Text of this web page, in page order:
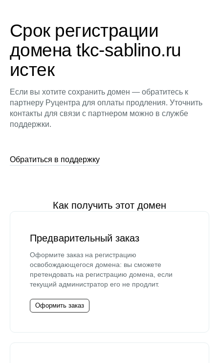
Срок регистрации
домена tkc-sablino.ru
истек
Если вы хотите сохранить домен — обратитесь к
партнеру Руцентра для оплаты продления. Уточнить
контакты для связи с партнером можно в службе
поддержки.
Обратиться в поддержку
Как получить этот домен
Предварительный заказ
Оформите заказ на регистрацию
освобождающегося домена: вы сможете
претендовать на регистрацию домена, если
текущий администратор его не продлит.
Оформить заказ